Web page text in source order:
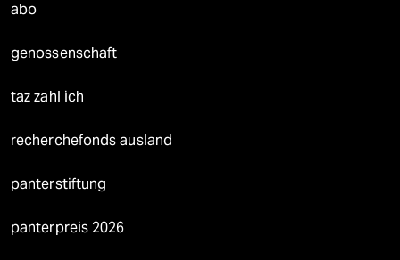
abo
genossenschaft
taz zahl ich
recherchefonds ausland
panterstiftung
panterpreis 2026